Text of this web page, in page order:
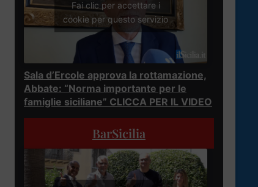
Fai clic per accettare i
cookie per questo servizio
Sala d’Ercole approva la rottamazione,
Abbate: “Norma importante per le
famiglie siciliane” CLICCA PER IL VIDEO
BarSicilia